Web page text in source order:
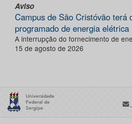
Aviso
Campus de São Cristóvão terá
programado de energia elétrica
A interrupção do fornecimento de
15 de agosto de 2026